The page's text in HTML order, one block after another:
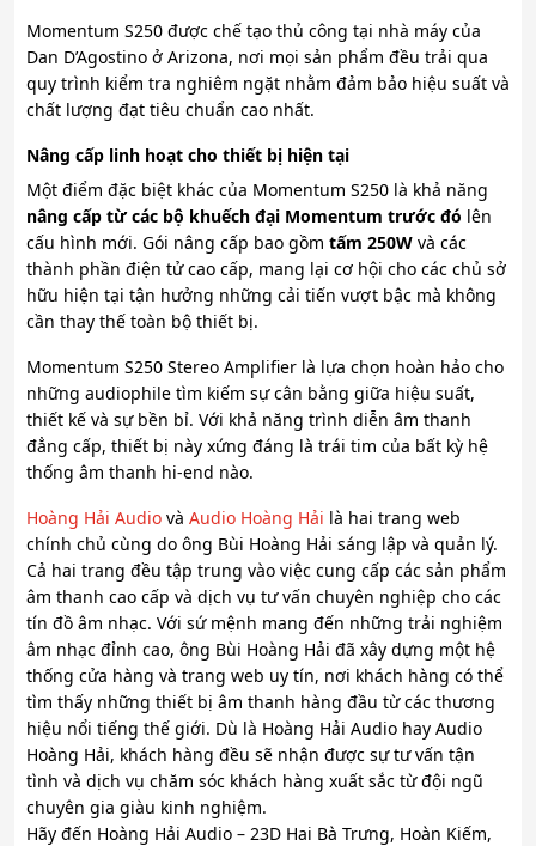
Momentum S250 được chế tạo thủ công tại nhà máy của
Dan D’Agostino ở Arizona, nơi mọi sản phẩm đều trải qua
quy trình kiểm tra nghiêm ngặt nhằm đảm bảo hiệu suất và
chất lượng đạt tiêu chuẩn cao nhất.
Nâng cấp linh hoạt cho thiết bị hiện tại
Một điểm đặc biệt khác của Momentum S250 là khả năng
nâng cấp từ các bộ khuếch đại Momentum trước đó lên
cấu hình mới. Gói nâng cấp bao gồm tấm 250W và các
thành phần điện tử cao cấp, mang lại cơ hội cho các chủ sở
hữu hiện tại tận hưởng những cải tiến vượt bậc mà không
cần thay thế toàn bộ thiết bị.
Momentum S250 Stereo Amplifier là lựa chọn hoàn hảo cho
những audiophile tìm kiếm sự cân bằng giữa hiệu suất,
thiết kế và sự bền bỉ. Với khả năng trình diễn âm thanh
đẳng cấp, thiết bị này xứng đáng là trái tim của bất kỳ hệ
thống âm thanh hi-end nào.
Hoàng Hải Audio và Audio Hoàng Hải là hai trang web
chính chủ cùng do ông Bùi Hoàng Hải sáng lập và quản lý.
Cả hai trang đều tập trung vào việc cung cấp các sản phẩm
âm thanh cao cấp và dịch vụ tư vấn chuyên nghiệp cho các
tín đồ âm nhạc. Với sứ mệnh mang đến những trải nghiệm
âm nhạc đỉnh cao, ông Bùi Hoàng Hải đã xây dựng một hệ
thống cửa hàng và trang web uy tín, nơi khách hàng có thể
tìm thấy những thiết bị âm thanh hàng đầu từ các thương
hiệu nổi tiếng thế giới. Dù là Hoàng Hải Audio hay Audio
Hoàng Hải, khách hàng đều sẽ nhận được sự tư vấn tận
tình và dịch vụ chăm sóc khách hàng xuất sắc từ đội ngũ
chuyên gia giàu kinh nghiệm.
Hãy đến Hoàng Hải Audio – 23D Hai Bà Trưng, Hoàn Kiếm,